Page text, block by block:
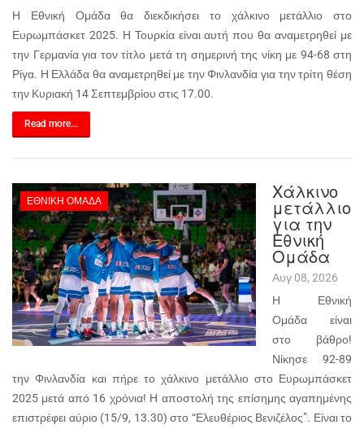
Η Εθνική Ομάδα θα διεκδικήσει το χάλκινο μετάλλιο στο
Ευρωμπάσκετ 2025. Η Τουρκία είναι αυτή που θα αναμετρηθεί με
την Γερμανία για τον τίτλο μετά τη σημερινή της νίκη με 94-68 στη
Ρίγα. Η Ελλάδα θα αναμετρηθεί με την Φινλανδία για την τρίτη θέση
την Κυριακή 14 Σεπτεμβρίου στις 17.00.
Read more...
ΕΘΝΙΚΉ ΟΜΆΔΑ Χάλκινο
μετάλλιο
για την
Εθνική
Ομάδα
Αυγ 08, 2026
Η Εθνική
Ομάδα είναι
στο βάθρο!
Νίκησε 92-89
την Φινλανδία και πήρε το χάλκινο μετάλλιο στο Ευρωμπάσκετ
2025 μετά από 16 χρόνια! Η αποστολή της επίσημης αγαπημένης
επιστρέφει αύριο (15/9, 13.30) στο “Ελευθέριος Βενιζέλος”. Είναι το